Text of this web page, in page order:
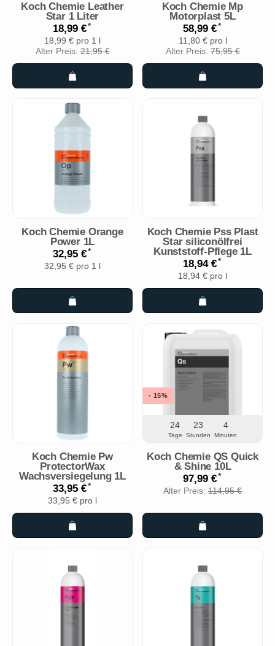
Koch Chemie Leather
Star 1 Liter
18,99 €*
18,99 € pro 1 l
Alter Preis:21,95 €
Koch Chemie Mp
Motorplast 5L
58,99 €*
11,80 € pro l
Alter Preis:75,95 €
Koch Chemie Orange
Power 1L
32,95 €*
32,95 € pro 1 l
Koch Chemie Pss Plast
Star siliconölfrei
Kunststoff-Pflege 1L
18,94 €*
18,94 € pro l
Koch Chemie Pw
ProtectorWax
Wachsversiegelung 1L
33,95 €*
33,95 € pro l
24
Tage
23
Stunden
4
Minuten
- 15%
Koch Chemie QS Quick
& Shine 10L
97,99 €*
Alter Preis: 114,95 €